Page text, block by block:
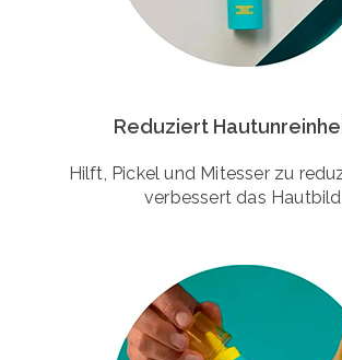
Reduziert
Hilft, Pickel und Mitesser zu
verbessert das